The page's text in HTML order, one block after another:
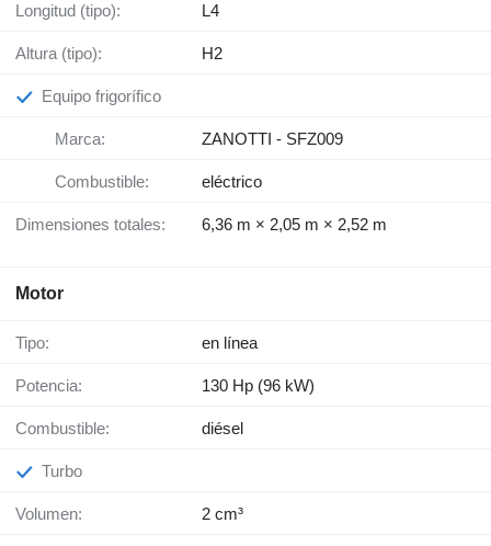
Longitud (tipo): L4
Altura (tipo): H2
Equipo frigorífico
Marca: ZANOTTI - SFZ009
Combustible: eléctrico
Dimensiones totales: 6,36 m × 2,05 m × 2,52 m
Motor
Tipo: en línea
Potencia: 130 Hp (96 kW)
Combustible: diésel
Turbo
Volumen: 2 cm³